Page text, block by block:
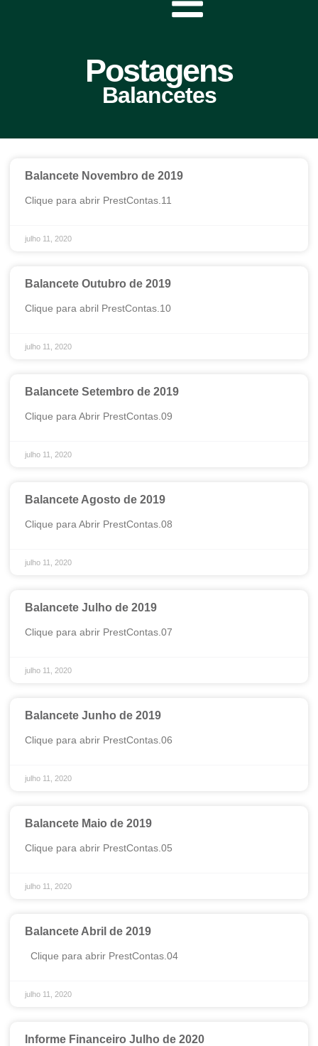
Postagens
Balancetes
Balancete Novembro de 2019
Clique para abrir PrestContas.11
julho 11, 2020
Balancete Outubro de 2019
Clique para abril PrestContas.10
julho 11, 2020
Balancete Setembro de 2019
Clique para Abrir PrestContas.09
julho 11, 2020
Balancete Agosto de 2019
Clique para Abrir PrestContas.08
julho 11, 2020
Balancete Julho de 2019
Clique para abrir PrestContas.07
julho 11, 2020
Balancete Junho de 2019
Clique para abrir PrestContas.06
julho 11, 2020
Balancete Maio de 2019
Clique para abrir PrestContas.05
julho 11, 2020
Balancete Abril de 2019
Clique para abrir PrestContas.04
julho 11, 2020
Informe Financeiro Julho de 2020